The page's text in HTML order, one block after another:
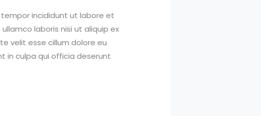
incididunt ut labore et
laboris nisi ut aliquip ex
velit esse cillum dolore eu
in culpa qui officia deserunt